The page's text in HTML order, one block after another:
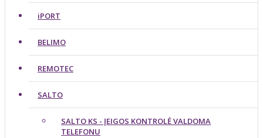
iPORT
BELIMO
REMOTEC
SALTO
SALTO KS - ĮEIGOS KONTROLĖ VALDOMA
TELEFONU